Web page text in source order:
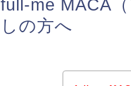
full-me MACA
しの方へ